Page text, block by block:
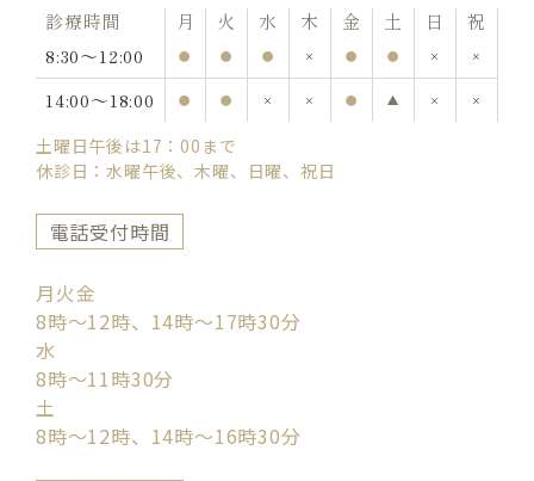
診療時間 月 火 水 木 金 土 日
祝
8:30〜12:00
● ● ● × ● ● × ×
14:00〜18:00 ● ● × × ● ▲ × ×
土曜日午後は17：00まで
休診日：水曜午後、木曜、日曜、祝日
電話受付時間
月火金
8時〜12時、14時〜17時30分
水
8時〜11時30分
土
8時〜12時、14時〜16時30分